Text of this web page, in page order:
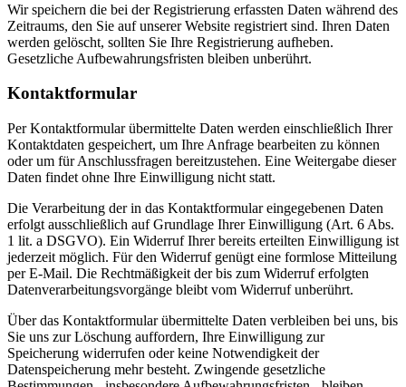
Wir speichern die bei der Registrierung erfassten Daten während des
Zeitraums, den Sie auf unserer Website registriert sind. Ihren Daten
werden gelöscht, sollten Sie Ihre Registrierung aufheben.
Gesetzliche Aufbewahrungsfristen bleiben unberührt.
Kontaktformular
Per Kontaktformular übermittelte Daten werden einschließlich Ihrer
Kontaktdaten gespeichert, um Ihre Anfrage bearbeiten zu können
oder um für Anschlussfragen bereitzustehen. Eine Weitergabe dieser
Daten findet ohne Ihre Einwilligung nicht statt.
Die Verarbeitung der in das Kontaktformular eingegebenen Daten
erfolgt ausschließlich auf Grundlage Ihrer Einwilligung (Art. 6 Abs.
1 lit. a DSGVO). Ein Widerruf Ihrer bereits erteilten Einwilligung ist
jederzeit möglich. Für den Widerruf genügt eine formlose Mitteilung
per E-Mail. Die Rechtmäßigkeit der bis zum Widerruf erfolgten
Datenverarbeitungsvorgänge bleibt vom Widerruf unberührt.
Über das Kontaktformular übermittelte Daten verbleiben bei uns, bis
Sie uns zur Löschung auffordern, Ihre Einwilligung zur
Speicherung widerrufen oder keine Notwendigkeit der
Datenspeicherung mehr besteht. Zwingende gesetzliche